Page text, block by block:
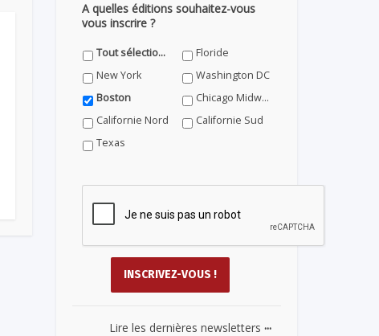
A quelles éditions souhaitez-vous
vous inscrire ?
Tout sélectionner
Floride
New York
Washington DC
Boston
Chicago Midwest
Californie Nord
Californie Sud
Texas
Lire les dernières newsletters ...